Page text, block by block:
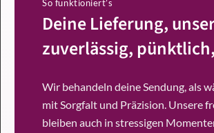
So funktioniert’s
Deine Lieferung,
zuverlässig,
Wir behandeln deine Sendung, als
mit Sorgfalt und Präzision. Unsere
bleiben auch in stressigen